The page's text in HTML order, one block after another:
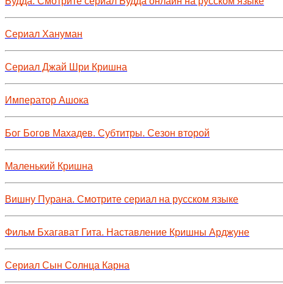
Сериал Хануман
Сериал Джай Шри Кришна
Император Ашока
Бог Богов Махадев. Субтитры. Сезон второй
Маленький Кришна
Вишну Пурана. Смотрите сериал на русском языке
Фильм Бхагават Гита. Наставление Кришны Арджуне
Сериал Сын Солнца Карна